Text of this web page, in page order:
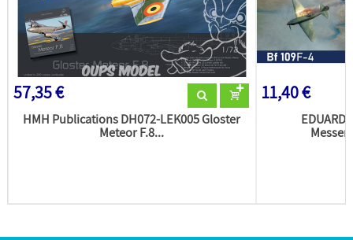
57,35 €
HMH Publications DH072-LEK005 Gloster
Meteor F.8...
11,40 €